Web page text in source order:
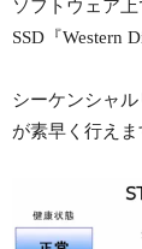
ソフトウェア
SSD『Western
シーケンシャ
が素早く行えま